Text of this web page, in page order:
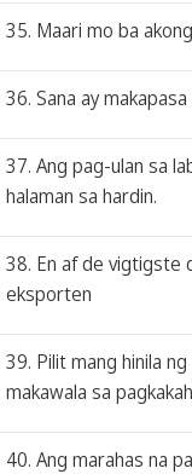
35. Maari mo ba
36. Sana ay
37. Ang pag-ulan sa
halaman sa hardin.
38. En af de
eksporten
39. Pilit mang hinila
makawala sa
40. Ang marahas na